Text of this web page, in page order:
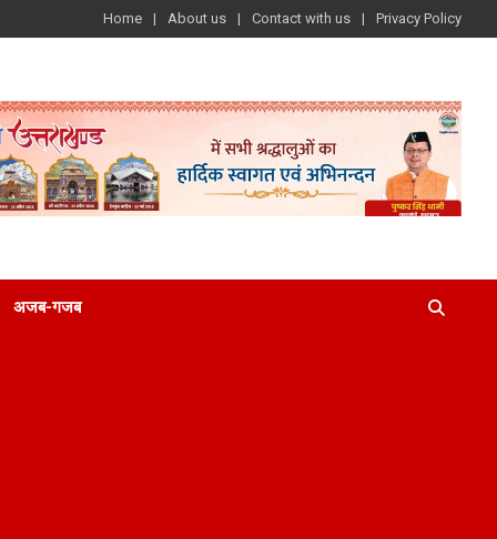
Home About us Contact with us Privacy Policy
अजब-गजब